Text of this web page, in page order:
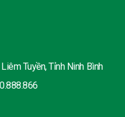
Tuyền, Tỉnh Ninh Bình